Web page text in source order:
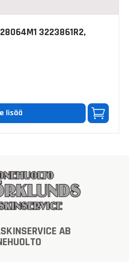
3223861R2,
lisää
AB